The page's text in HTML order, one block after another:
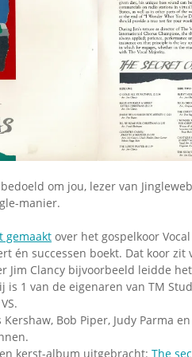
Omroepbanden
Stoomfluit Klaas
Vaak
Uitvinding
jinglecassette
om jou, lezer van
manier.
gemaakt over het gospelkoor
én successen boekt. Dat koor
Jim Clancy bijvoorbeeld leidde
is 1 van de eigenaren van TM
Bob Piper, Judy Parma
kerst-album uitgebracht: The